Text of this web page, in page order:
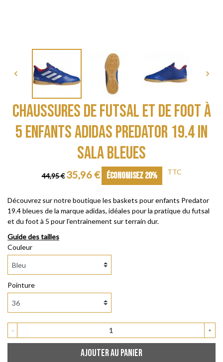
 
CHAUSSURES DE FUTSAL ET DE FOOT À
5 ENFANTS ADIDAS PREDATOR 19.4 IN
SALA BLEUES
44,95 € 35,96 € ÉCONOMISEZ 20% TTC
Découvrez sur notre boutique les baskets pour enfants Predator
19.4 bleues de la marque adidas, idéales pour la pratique du futsal
et du foot à 5 pour l’entrainement sur terrain dur.
Couleur
Pointure
- +
AJOUTER AU PANIER
Guide des tailles